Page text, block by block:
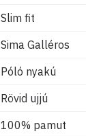
Slim fit
Sima Galléros
Póló nyakú
Rövid ujjú
100% pamut